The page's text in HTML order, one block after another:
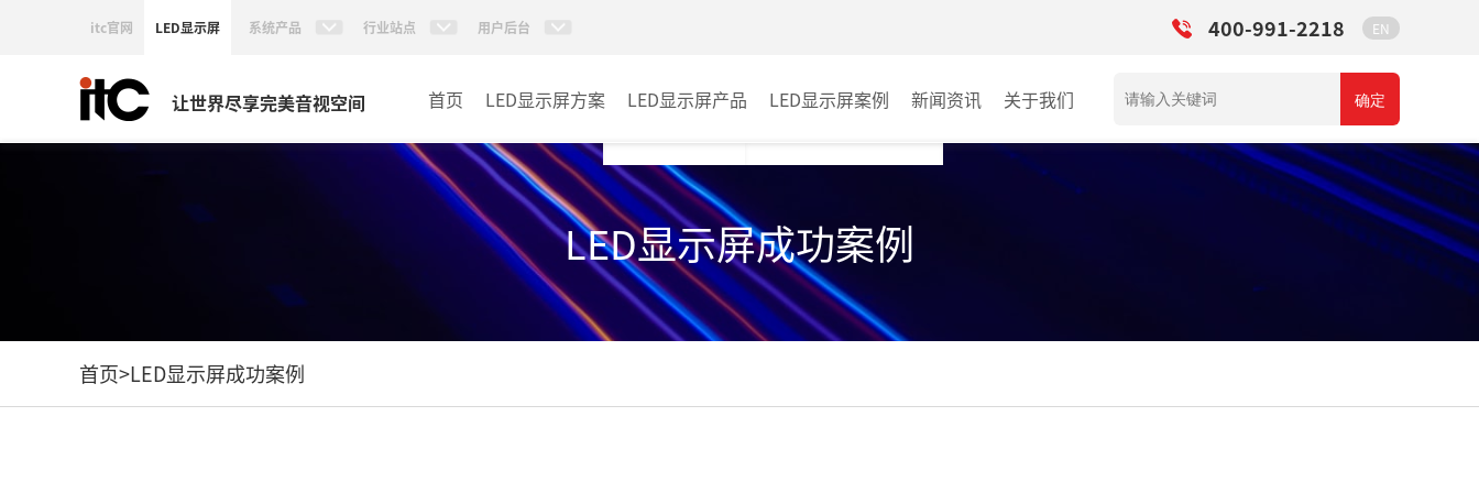
itc官网 LED显示屏 系统产品 行业站点 用户后台 400-991-2218 EN
让世界尽享完美音视空间 首页 LED显示屏方案 LED显示屏产品
小间距LED显示屏
室内LED显示屏
户外LED显示屏
租赁LED显示屏
LED显示屏案例
户外
其它
新闻资讯 关于我们 确定
LED显示屏成功案例
首页>LED显示屏成功案例